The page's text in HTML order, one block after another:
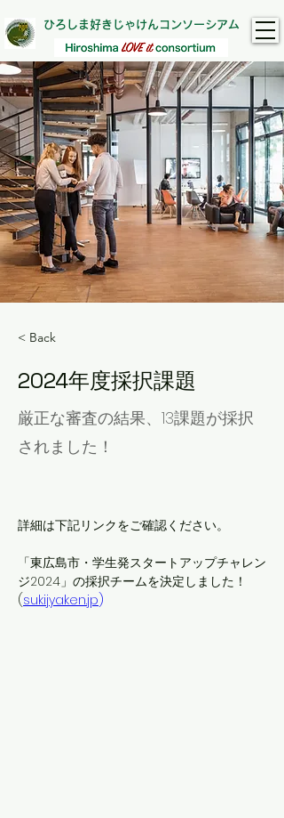
ひろしま好きじゃけんコンソーシアム
< Back
2024年度採択課題
厳正な審査の結果、13課題が採択
されました！
詳細は下記リンクをご確認ください。
「東広島市・学生発スタートアップチャレン
ジ2024」の採択チームを決定しました！
(sukijyaken.jp)